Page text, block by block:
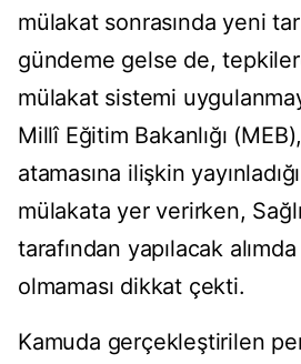
mülakat sonrasında yeni
gündeme gelse de,
mülakat sistemi
Millî Eğitim Bakanlığı
atamasına ilişkin
mülakata yer verirken,
tarafından yapılacak
olmaması dikkat çekti.
Kamuda gerçekleştirilen